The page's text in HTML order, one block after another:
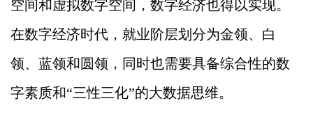
空间和虚拟数字空间，数字经济也得以实现。
在数字经济时代，就业阶层划分为金领、白
领、蓝领和圆领，同时也需要具备综合性的数
字素质和“三性三化”的大数据思维。